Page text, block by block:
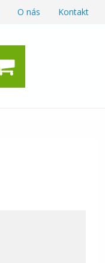
O nás Kontakt